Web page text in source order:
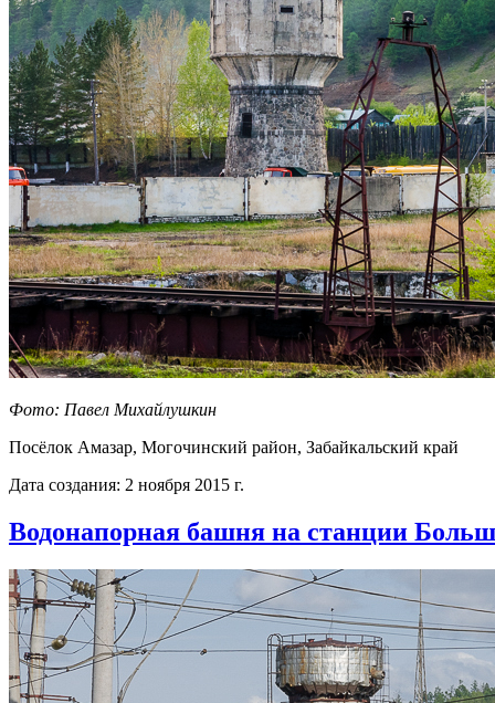
Фото: Павел Михайлушкин
Посёлок Амазар, Могочинский район, Забайкальский край
Дата создания: 2 ноября 2015 г.
Водонапорная башня на станции